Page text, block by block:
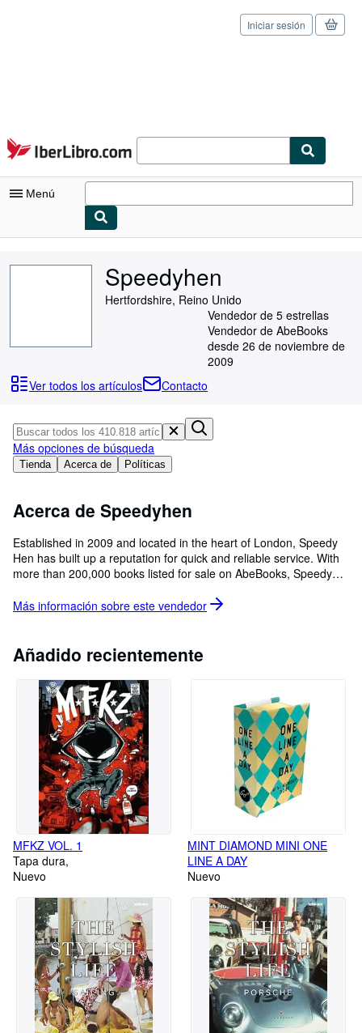
Pasar al contenido principal
IberLibro.com
Iniciar sesión
Menú
Consultar mis pedidos
Libros antiguos
Arte y coleccionismo
Vendedores
Comenzar a vender
Ayuda
CERRAR
Speedyhen
Hertfordshire, Reino Unido
Vendedor de 5 estrellas
Vendedor de AbeBooks
desde 26 de noviembre de
2009
Ver todos los artículos
Contacto
Tienda Acerca de Políticas
Más opciones de búsqueda
Acerca de Speedyhen
Established in 2009 and located in the heart of London, Speedy
Hen has built up a reputation for quick and reliable service. With
more than 200,000 books listed for sale on AbeBooks, Speedy
books.
Más información sobre este vendedor
Añadido recientemente
MFKZ VOL. 1
Tapa dura
Nuevo
MINT DIAMOND MINI ONE
LINE A DAY
Nuevo